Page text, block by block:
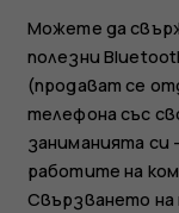
Можете да
полезни
(продават се
телефона със
заниманията си
работите на
Свързването